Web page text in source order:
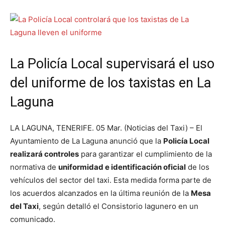
La Policía Local supervisará el uso
del uniforme de los taxistas en La
Laguna
LA LAGUNA, TENERIFE. 05 Mar. (Noticias del Taxi) – El
Ayuntamiento de La Laguna anunció que la Policía Local
realizará controles para garantizar el cumplimiento de la
normativa de uniformidad e identificación oficial de los
vehículos del sector del taxi. Esta medida forma parte de
los acuerdos alcanzados en la última reunión de la Mesa
del Taxi, según detalló el Consistorio lagunero en un
comunicado.